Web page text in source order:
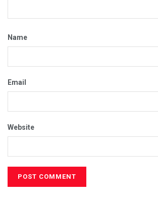
Name
Email
Website